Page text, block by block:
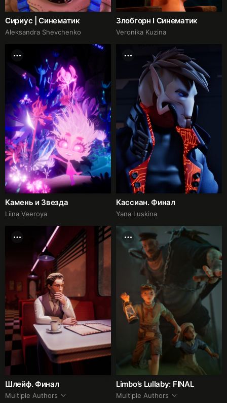
Сириус | Синематик
Aleksandra Shevchenko
Злобгорн I Синематик
Veronika Kuzina
Камень и Звезда
Liina Veeroya
Кассиан. Финал
Yana Luskina
Шлейф. Финал
Multiple Authors
Limbo’s Lullaby: FINAL
Multiple Authors